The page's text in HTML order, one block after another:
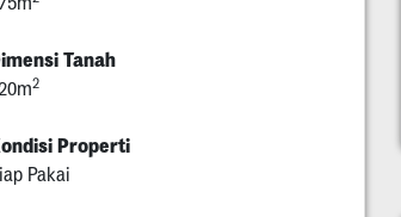
Tanah
2
Properti
Pakai